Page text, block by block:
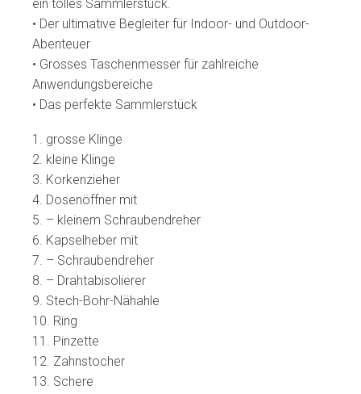
ein tolles Sammlerstück.
• Der ultimative Begleiter für Indoor- und Outdoor-
Abenteuer
• Grosses Taschenmesser für zahlreiche
Anwendungsbereiche
• Das perfekte Sammlerstück
1. grosse Klinge
2. kleine Klinge
3. Korkenzieher
4. Dosenöffner mit
5. – kleinem Schraubendreher
6. Kapselheber mit
7. – Schraubendreher
8. – Drahtabisolierer
9. Stech-Bohr-Nähahle
10. Ring
11. Pinzette
12. Zahnstocher
13. Schere